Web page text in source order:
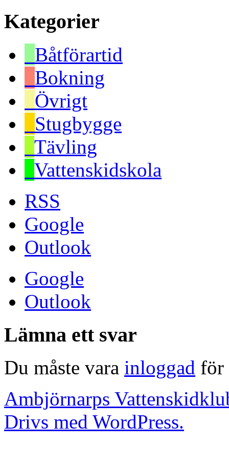
Kategorier
Båtförartid
Bokning
Övrigt
Stugbygge
Tävling
Vattenskidskola
RSS
Google
Outlook
Google
Outlook
Lämna ett svar
Du måste vara inloggad för
Ambjörnarps
Drivs med WordPress.